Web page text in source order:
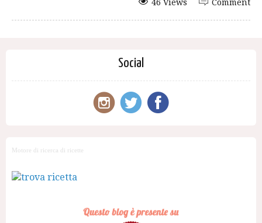
Comment
46 Views
Social
Motore di ricerca di ricette